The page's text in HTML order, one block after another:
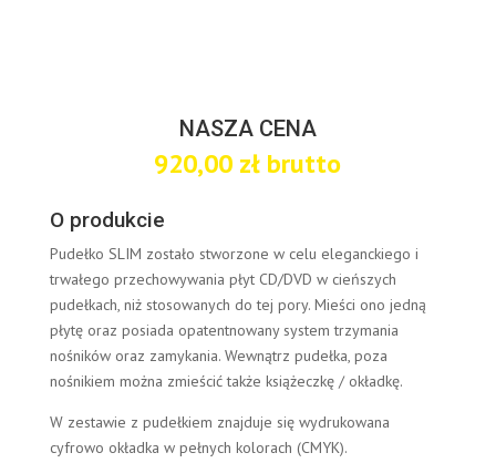
NASZA CENA
920,00 zł brutto
O produkcie
Pudełko SLIM zostało stworzone w celu eleganckiego i
trwałego przechowywania płyt CD/DVD w cieńszych
pudełkach, niż stosowanych do tej pory. Mieści ono jedną
płytę oraz posiada opatentnowany system trzymania
nośników oraz zamykania. Wewnątrz pudełka, poza
nośnikiem można zmieścić także książeczkę / okładkę.
W zestawie z pudełkiem znajduje się wydrukowana
cyfrowo okładka w pełnych kolorach (CMYK).